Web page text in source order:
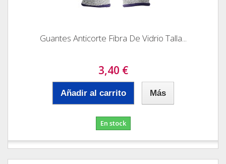
Guantes Anticorte Fibra De Vidrio Talla...
3,40 €
Añadir al carrito Más
En stock